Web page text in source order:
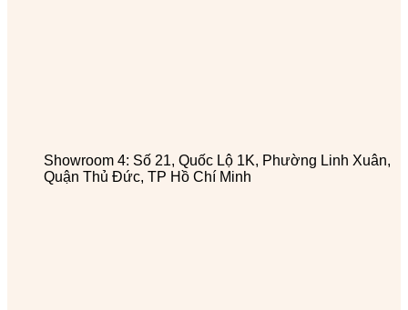
Showroom 4: Số 21, Quốc Lộ 1K, Phường Linh Xuân,
Quận Thủ Đức, TP Hồ Chí Minh